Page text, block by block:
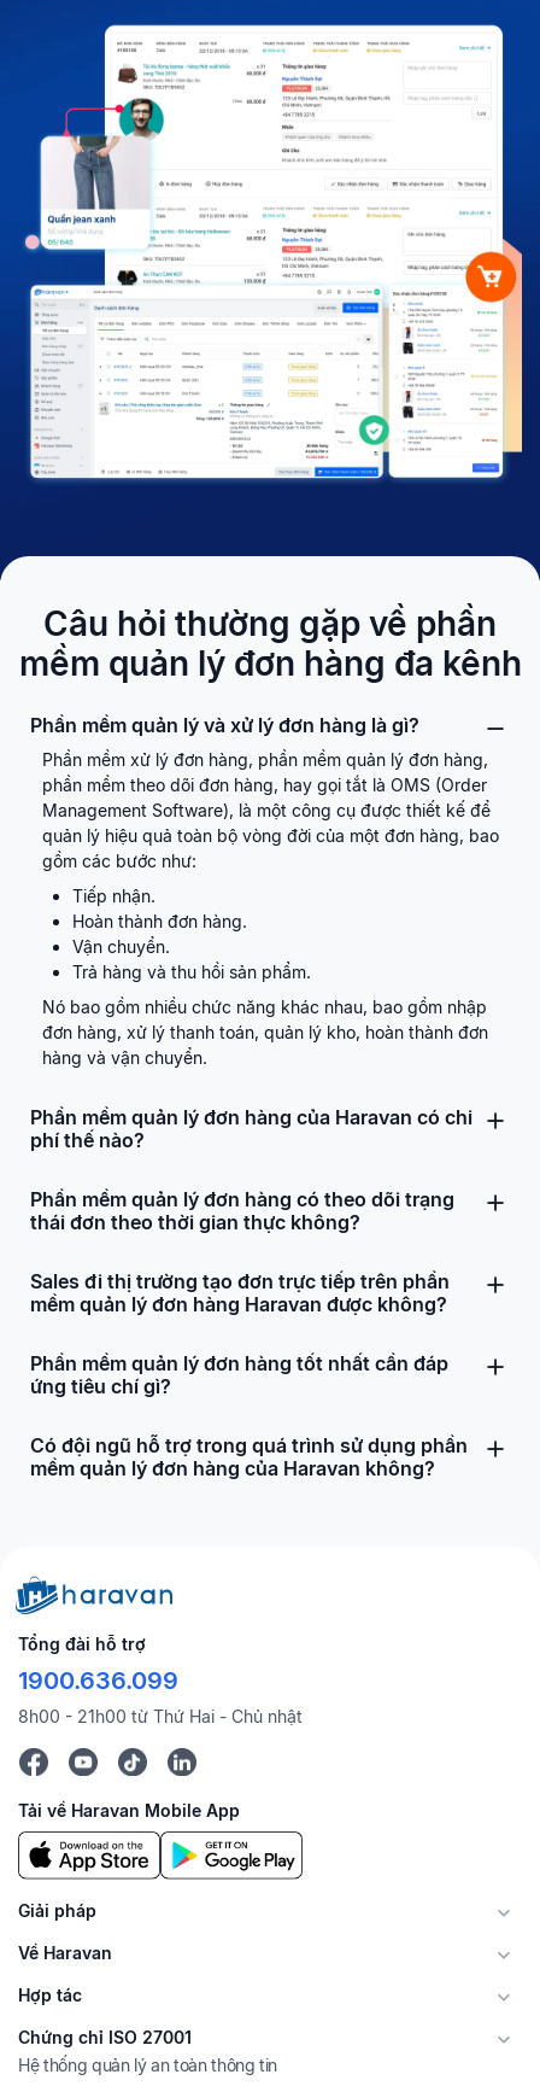
Câu hỏi thường gặp về phần
mềm quản lý đơn hàng đa kênh
Phần mềm quản lý và xử lý đơn hàng là gì?
Phần mềm xử lý đơn hàng, phần mềm quản lý đơn hàng,
phần mềm theo dõi đơn hàng, hay gọi tắt là OMS (Order
Management Software), là một công cụ được thiết kế để
quản lý hiệu quả toàn bộ vòng đời của một đơn hàng, bao
gồm các bước như:
Tiếp nhận.
Hoàn thành đơn hàng.
Vận chuyển.
Trả hàng và thu hồi sản phẩm.
Nó bao gồm nhiều chức năng khác nhau, bao gồm nhập
đơn hàng, xử lý thanh toán, quản lý kho, hoàn thành đơn
hàng và vận chuyển.
Phần mềm quản lý đơn hàng của Haravan có chi
phí thế nào?
Phần mềm quản lý đơn hàng có theo dõi trạng
thái đơn theo thời gian thực không?
Sales đi thị trường tạo đơn trực tiếp trên phần
mềm quản lý đơn hàng Haravan được không?
Phần mềm quản lý đơn hàng tốt nhất cần đáp
ứng tiêu chí gì?
Có đội ngũ hỗ trợ trong quá trình sử dụng phần
mềm quản lý đơn hàng của Haravan không?
Tổng đài hỗ trợ
1900.636.099
8h00 - 21h00 từ Thứ Hai - Chủ nhật
Tải về Haravan Mobile App
Giải pháp
Về Haravan
Hợp tác
Chứng chỉ ISO 27001
Hệ thống quản lý an toàn thông tin